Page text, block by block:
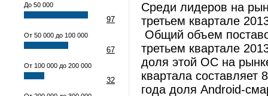
До 50 000
97
От 50 000 до 100 000
67
От 100 000 до 200 000
32
Среди лидеров на
третьем квартале
Общий объем
третьем квартале
доля этой ОС на
квартала составляет
года доля Android-